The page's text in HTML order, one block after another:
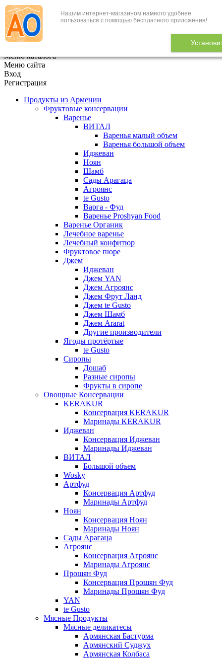
Нашим интернет-магазином намного удобнее
пользоваться с помощью бесплатного приложения!
+7 (495) 646-888-1
В корзине 0
Меню каталога
Меню сайта
Вход
Регистрация
Продукты из Армении
Фруктовые консервации
Варенье
ВИТАЛ
Варенья малый объем
Варенья большой объем
Иджеван
Ноян
Шамб
Сады Арагаца
Агроянс
te Gusto
Варга - Фуд
Варенье Proshyan Food
Варенье Органик
Лечебное варенье
Лечебный конфитюр
Фруктовое пюре
Джем
Иджеван
Джем YAN
Джем Агроянс
Джем Фрут Ланд
Джем te Gusto
Джем Шамб
Джем Ararat
Другие производители
Ягоды протёртые
te Gusto
Сиропы
Дошаб
Разные сиропы
Фрукты в сиропе
Овощные Консервации
KERAKUR
Консервация KERAKUR
Маринады KERAKUR
Иджеван
Консервация Иджеван
Маринады Иджеван
ВИТАЛ
Большой объем
Wosky
Артфуд
Консервация Артфуд
Маринады Артфуд
Ноян
Консервация Ноян
Маринады Ноян
Сады Арагаца
Агроянс
Консервация Агроянс
Маринады Агроянс
Прошян Фуд
Консервация Прошян Фуд
Маринады Прошян Фуд
YAN
te Gusto
Мясные Продукты
Мясные деликатесы
Армянская Бастурма
Армянский Суджух
Армянская Колбаса